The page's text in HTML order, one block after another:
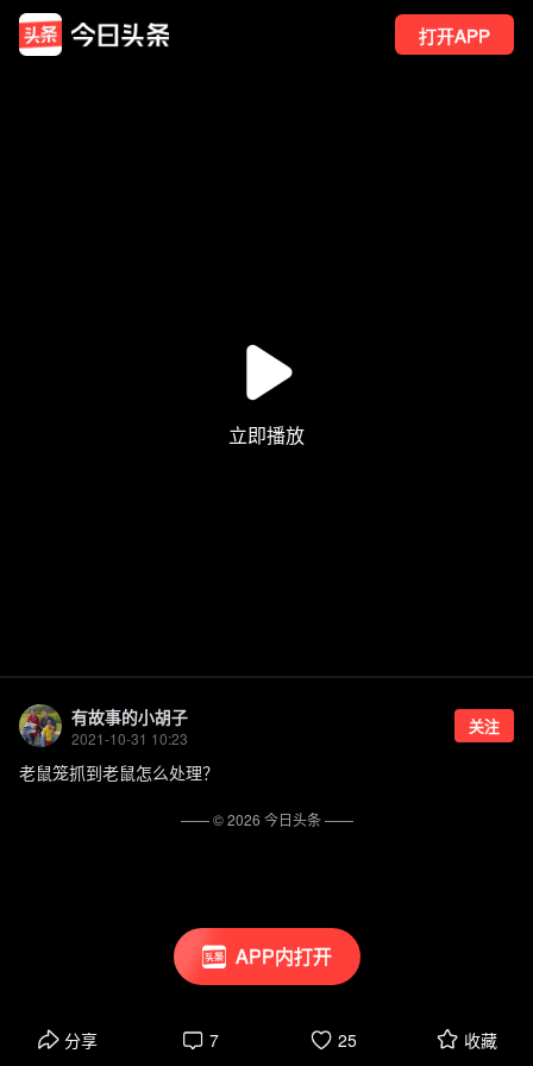
打开APP
APP内打开
有故事的小胡子
2021-10-31 10:23
关注
老鼠笼抓到老鼠怎么处理？
分享 7 25 收藏
—— ©2026 今日头条——